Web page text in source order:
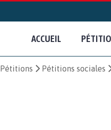
ACCUEIL
Pétitions Pétitions sociales